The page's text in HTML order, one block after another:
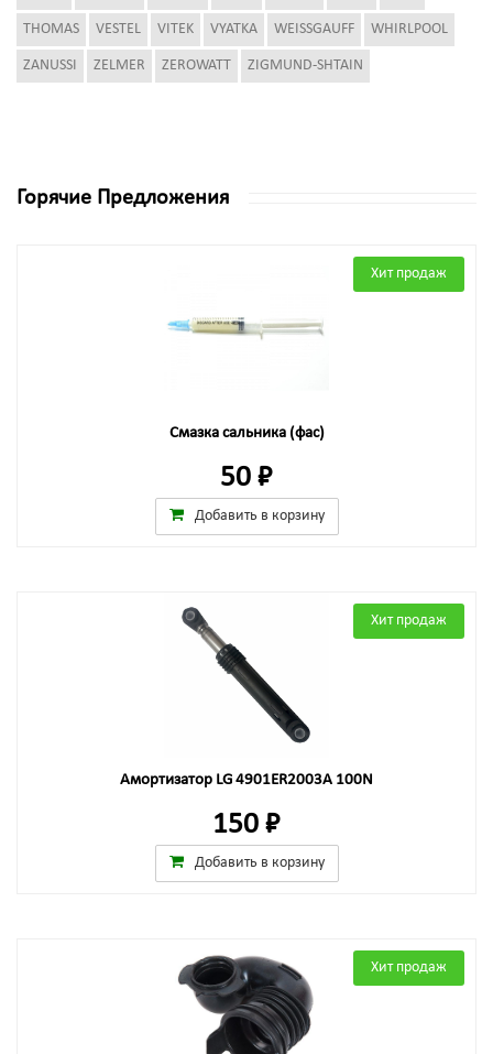
THOMAS VESTEL VITEK VYATKA WEISSGAUFF WHIRLPOOL
ZANUSSI ZELMER ZEROWATT ZIGMUND-SHTAIN
Горячие Предложения
Хит продаж
Смазка сальника (фас)
50 ₽
Добавить в корзину
Хит продаж
Амортизатор LG 4901ER2003A 100N
150 ₽
Добавить в корзину
Хит продаж